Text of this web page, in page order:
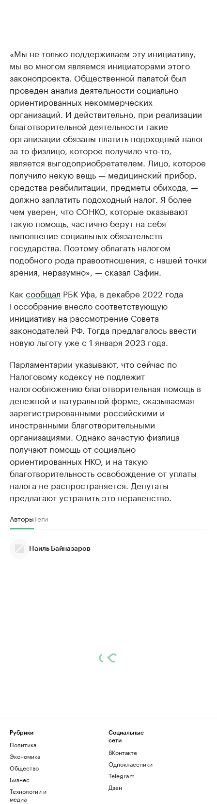
«Мы не только поддерживаем эту инициативу,
мы во многом являемся инициаторами этого
законопроекта. Общественной палатой был
проведен анализ деятельности социально
ориентированных некоммерческих
организаций. И действительно, при реализации
благотворительной деятельности такие
организации обязаны платить подоходный налог
за то физлицо, которое получило что-то,
является выгодоприобретателем. Лицо, которое
получило некую вещь — медицинский прибор,
средства реабилитации, предметы обихода, —
должно заплатить подоходный налог. Я более
чем уверен, что СОНКО, которые оказывают
такую помощь, частично берут на себя
выполнение социальных обязательств
государства. Поэтому облагать налогом
подобного рода правоотношения, с нашей точки
зрения, неразумно», — сказал Сафин.
Как сообщал РБК Уфа, в декабре 2022 года
Госсобрание внесло соответствующую
инициативу на рассмотрение Совета
законодателей РФ. Тогда предлагалось ввести
новую льготу уже с 1 января 2023 года.
Парламентарии указывают, что сейчас по
Налоговому кодексу не подлежит
налогообложению благотворительная помощь в
денежной и натуральной форме, оказываемая
зарегистрированными российскими и
иностранными благотворительными
организациями. Однако зачастую физлица
получают помощь от социально
ориентированных НКО, и на такую
благотворительность освобождение от уплаты
налога не распространяется. Депутаты
предлагают устранить это неравенство.
АвторыТеги
Наиль Байназаров
Рубрики
Политика
Экономика
Общество
Бизнес
Технологии и
медиа
Социальные
сети
ВКонтакте
Одноклассники
Telegram
Дзен